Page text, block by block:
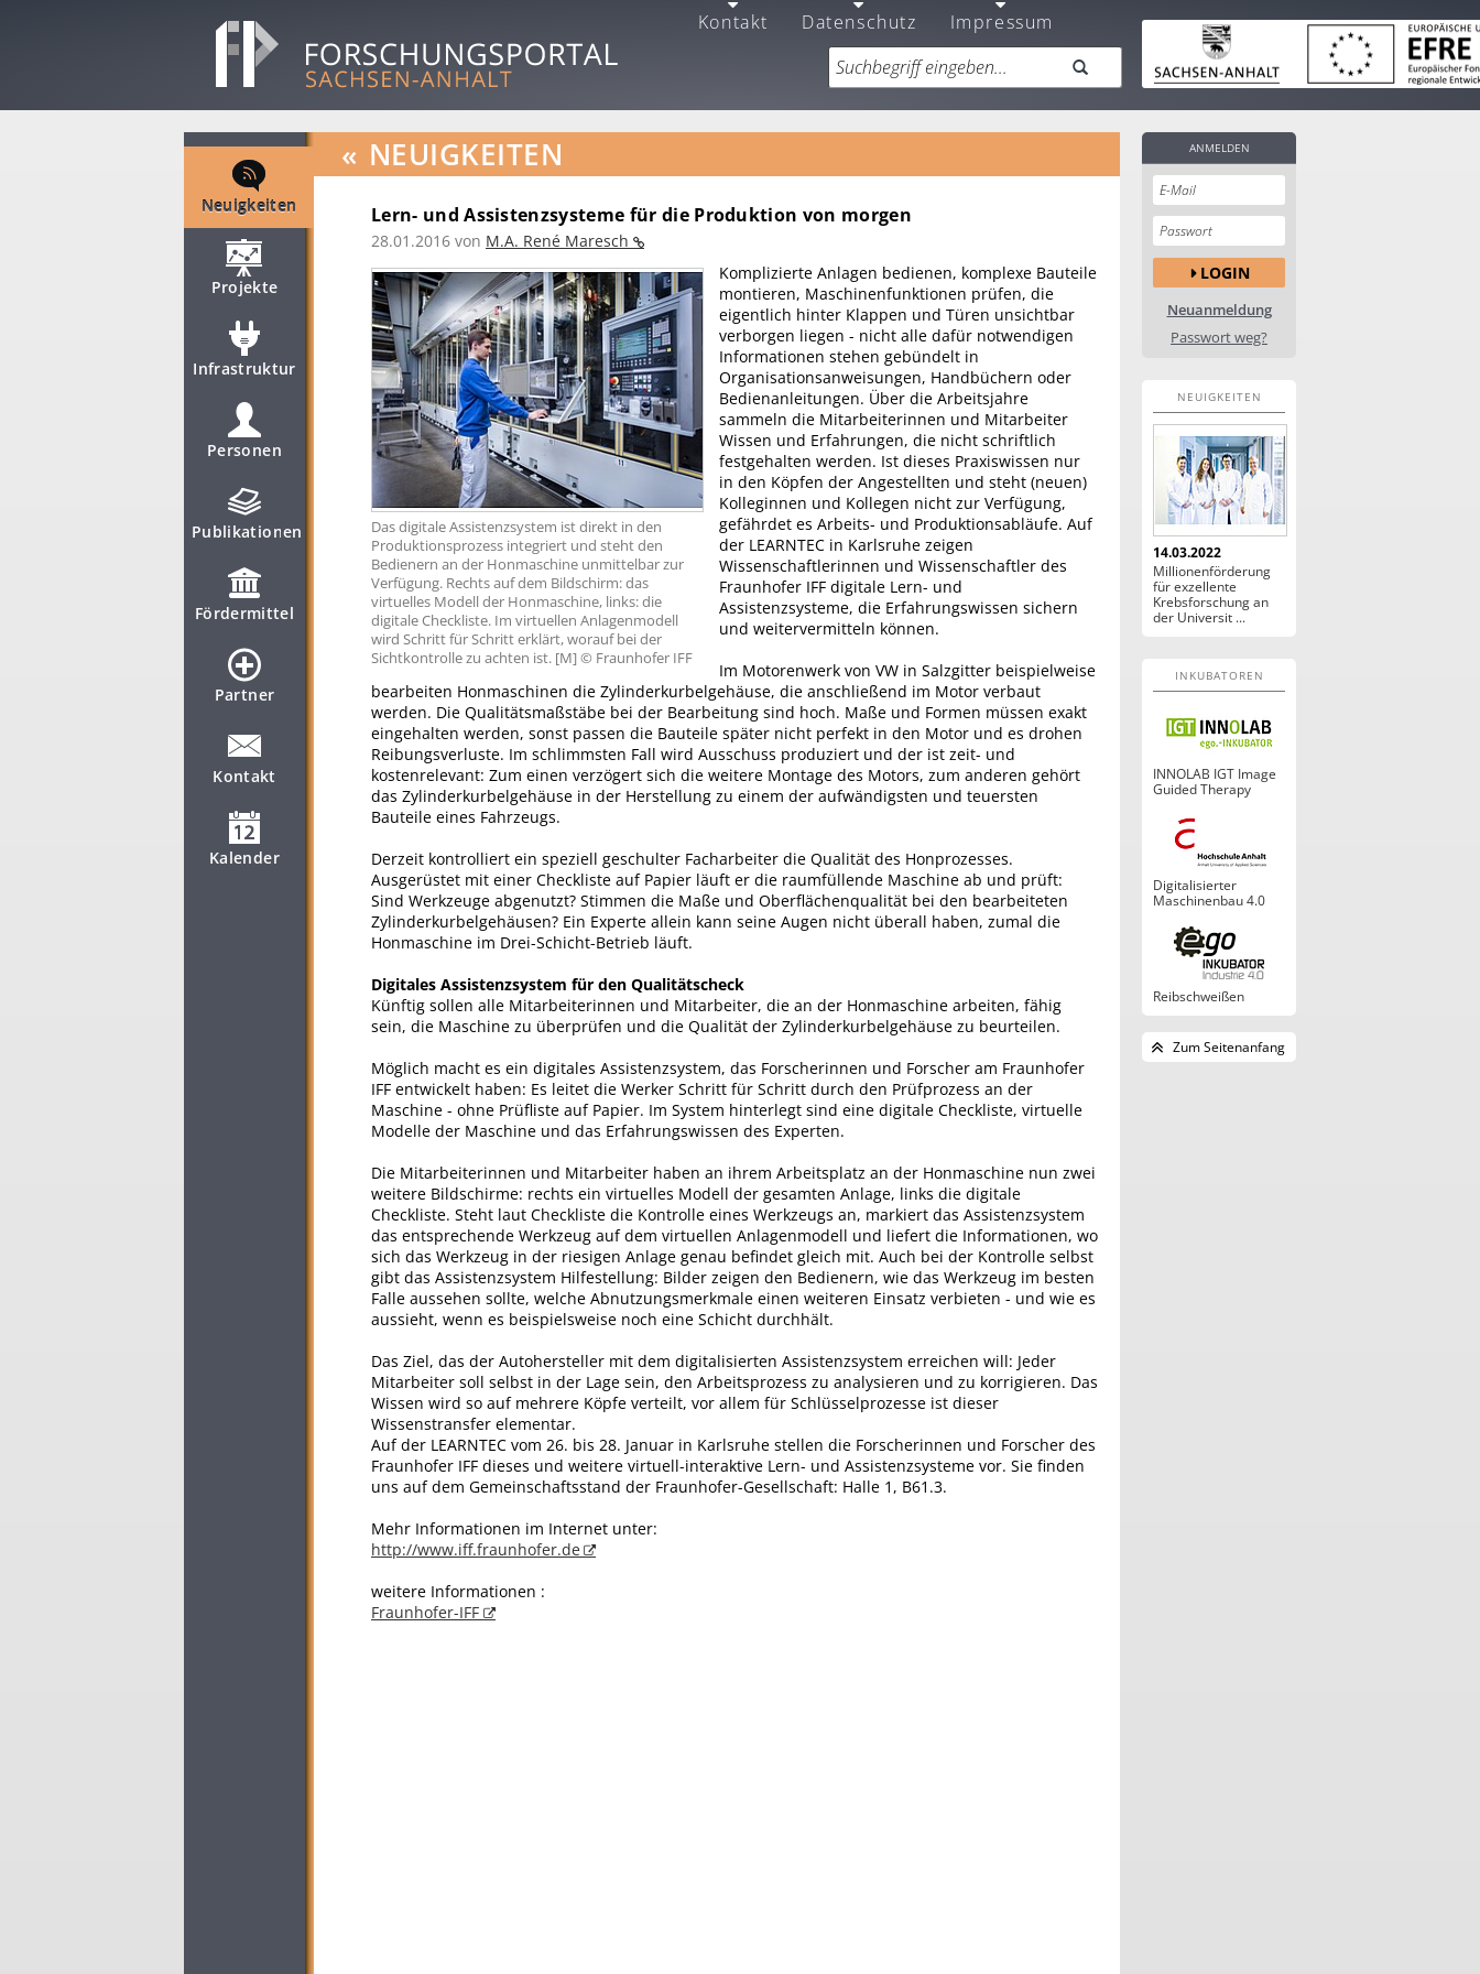
Kontakt Datenschutz Impressum
Neuigkeiten
Projekte
Infrastruktur
Personen
Publikationen
Fördermittel
Partner
Kontakt
Kalender
« NEUIGKEITEN
Lern- und Assistenzsysteme für die Produktion von morgen
28.01.2016 von M.A. René Maresch
Das digitale Assistenzsystem ist direkt in den
Produktionsprozess integriert und steht den
Bedienern an der Honmaschine unmittelbar zur
Verfügung. Rechts auf dem Bildschirm: das
virtuelles Modell der Honmaschine, links: die
digitale Checkliste. Im virtuellen Anlagenmodell
wird Schritt für Schritt erklärt, worauf bei der
Sichtkontrolle zu achten ist. [M] © Fraunhofer IFF
Komplizierte Anlagen bedienen, komplexe Bauteile
montieren, Maschinenfunktionen prüfen, die
eigentlich hinter Klappen und Türen unsichtbar
verborgen liegen - nicht alle dafür notwendigen
Informationen stehen gebündelt in
Organisationsanweisungen, Handbüchern oder
Bedienanleitungen. Über die Arbeitsjahre
sammeln die Mitarbeiterinnen und Mitarbeiter
Wissen und Erfahrungen, die nicht schriftlich
festgehalten werden. Ist dieses Praxiswissen nur
in den Köpfen der Angestellten und steht (neuen)
Kolleginnen und Kollegen nicht zur Verfügung,
gefährdet es Arbeits- und Produktionsabläufe. Auf
der LEARNTEC in Karlsruhe zeigen
Wissenschaftlerinnen und Wissenschaftler des
Fraunhofer IFF digitale Lern- und
Assistenzsysteme, die Erfahrungswissen sichern
und weitervermitteln können.
Im Motorenwerk von VW in Salzgitter beispielweise
bearbeiten Honmaschinen die Zylinderkurbelgehäuse, die anschließend im Motor verbaut
werden. Die Qualitätsmaßstäbe bei der Bearbeitung sind hoch. Maße und Formen müssen exakt
eingehalten werden, sonst passen die Bauteile später nicht perfekt in den Motor und es drohen
Reibungsverluste. Im schlimmsten Fall wird Ausschuss produziert und der ist zeit- und
kostenrelevant: Zum einen verzögert sich die weitere Montage des Motors, zum anderen gehört
das Zylinderkurbelgehäuse in der Herstellung zu einem der aufwändigsten und teuersten
Bauteile eines Fahrzeugs.
Derzeit kontrolliert ein speziell geschulter Facharbeiter die Qualität des Honprozesses.
Ausgerüstet mit einer Checkliste auf Papier läuft er die raumfüllende Maschine ab und prüft:
Sind Werkzeuge abgenutzt? Stimmen die Maße und Oberflächenqualität bei den bearbeiteten
Zylinderkurbelgehäusen? Ein Experte allein kann seine Augen nicht überall haben, zumal die
Honmaschine im Drei-Schicht-Betrieb läuft.
Digitales Assistenzsystem für den Qualitätscheck
Künftig sollen alle Mitarbeiterinnen und Mitarbeiter, die an der Honmaschine arbeiten, fähig
sein, die Maschine zu überprüfen und die Qualität der Zylinderkurbelgehäuse zu beurteilen.
Möglich macht es ein digitales Assistenzsystem, das Forscherinnen und Forscher am Fraunhofer
IFF entwickelt haben: Es leitet die Werker Schritt für Schritt durch den Prüfprozess an der
Maschine - ohne Prüfliste auf Papier. Im System hinterlegt sind eine digitale Checkliste, virtuelle
Modelle der Maschine und das Erfahrungswissen des Experten.
Die Mitarbeiterinnen und Mitarbeiter haben an ihrem Arbeitsplatz an der Honmaschine nun zwei
weitere Bildschirme: rechts ein virtuelles Modell der gesamten Anlage, links die digitale
Checkliste. Steht laut Checkliste die Kontrolle eines Werkzeugs an, markiert das Assistenzsystem
das entsprechende Werkzeug auf dem virtuellen Anlagenmodell und liefert die Informationen, wo
sich das Werkzeug in der riesigen Anlage genau befindet gleich mit. Auch bei der Kontrolle selbst
gibt das Assistenzsystem Hilfestellung: Bilder zeigen den Bedienern, wie das Werkzeug im besten
Falle aussehen sollte, welche Abnutzungsmerkmale einen weiteren Einsatz verbieten - und wie es
aussieht, wenn es beispielsweise noch eine Schicht durchhält.
Das Ziel, das der Autohersteller mit dem digitalisierten Assistenzsystem erreichen will: Jeder
Mitarbeiter soll selbst in der Lage sein, den Arbeitsprozess zu analysieren und zu korrigieren. Das
Wissen wird so auf mehrere Köpfe verteilt, vor allem für Schlüsselprozesse ist dieser
Wissenstransfer elementar.
Auf der LEARNTEC vom 26. bis 28. Januar in Karlsruhe stellen die Forscherinnen und Forscher des
Fraunhofer IFF dieses und weitere virtuell-interaktive Lern- und Assistenzsysteme vor. Sie finden
uns auf dem Gemeinschaftsstand der Fraunhofer-Gesellschaft: Halle 1, B61.3.
Mehr Informationen im Internet unter:
http://www.iff.fraunhofer.de
weitere Informationen :
Fraunhofer-IFF
ANMELDEN
LOGIN
Neuanmeldung
Passwort weg?
NEUIGKEITEN
14.03.2022
Millionenförderung
für exzellente
Krebsforschung an
der Universit ...
INKUBATOREN
INNOLAB IGT Image
Guided Therapy
Digitalisierter
Maschinenbau 4.0
Reibschweißen
Industrie 4.0
Zum Seitenanfang